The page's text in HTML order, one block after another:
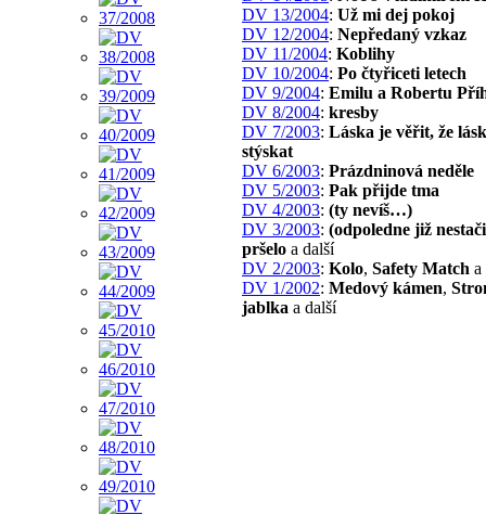
DV 13/2004: Už mi dej pokoj
DV 12/2004: Nepředaný vzkaz
DV 11/2004: Koblihy
DV 10/2004: Po čtyřiceti letech
DV 9/2004: Emilu a Robertu
DV 8/2004: kresby
DV 7/2003: Láska je věřit, že
stýskat
DV 6/2003: Prázdninová neděle
DV 5/2003: Pak přijde tma
DV 4/2003: (ty nevíš…)
DV 3/2003: (odpoledne již
pršelo a další
DV 2/2003: Kolo, Safety Match a
DV 1/2002: Medový kámen,
jablka a další